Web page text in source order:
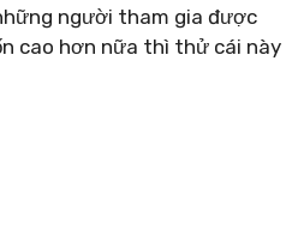
người tham gia được
cao hơn nữa thì thử cái này